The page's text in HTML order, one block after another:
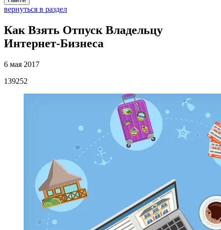
вернуться в раздел
Как Взять Отпуск Владельцу
Интернет-Бизнеса
6 мая 2017
139252